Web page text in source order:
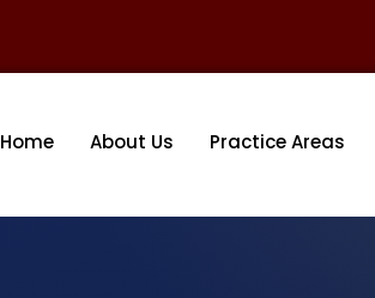
Home About Us Practice Areas